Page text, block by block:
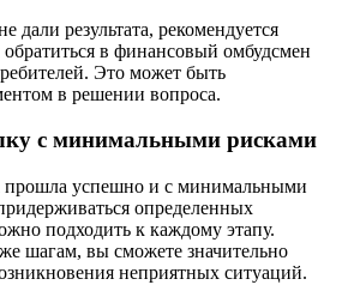
дали результата, рекомендуется
в финансовый омбудсмен
Это может быть
в решении вопроса.
с минимальными рисками
прошла успешно и с минимальными
определенных
подходить к каждому этапу.
шагам, вы сможете значительно
неприятных ситуаций.